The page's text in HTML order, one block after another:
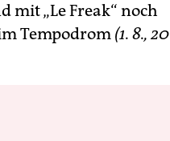
mit „Le Freak“ noch
Tempodrom (1. 8., 20